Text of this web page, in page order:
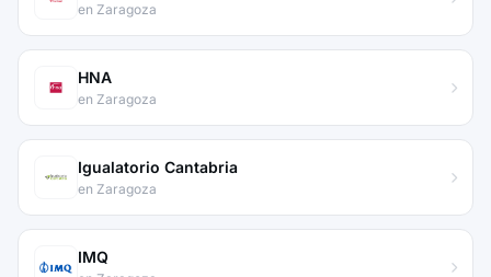
en Zaragoza
HNA
en Zaragoza
Igualatorio Cantabria
en Zaragoza
IMQ